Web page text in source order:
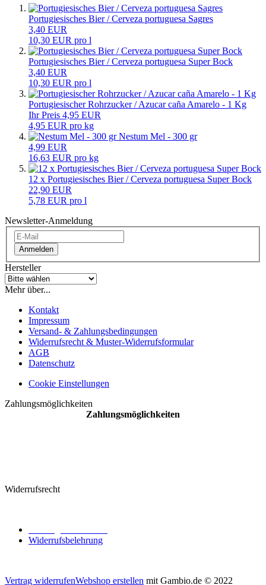
Portugiesisches Bier / Cerveza portuguesa Sagres
3,40 EUR
10,30 EUR pro l
Portugiesisches Bier / Cerveza portuguesa Super Bock
3,40 EUR
10,30 EUR pro l
Portugiesischer Rohrzucker / Azucar caña Amarelo - 1 Kg
Ihr Preis 4,95 EUR
4,95 EUR pro kg
Nestum Mel - 300 gr
4,99 EUR
16,63 EUR pro kg
12 x Portugiesisches Bier / Cerveza portuguesa Super Bock
22,90 EUR
5,78 EUR pro l
Newsletter-Anmeldung
Anmelden
Hersteller
Mehr über...
Kontakt
Impressum
Versand- & Zahlungsbedingungen
Widerrufsrecht & Muster-Widerrufsformular
AGB
Datenschutz
Cookie Einstellungen
Zahlungsmöglichkeiten
Zahlungsmöglichkeiten
Widerrufsrecht
Widerrufsbelehrung
Vertrag widerrufenWebshop erstellen mit Gambio.de © 2022